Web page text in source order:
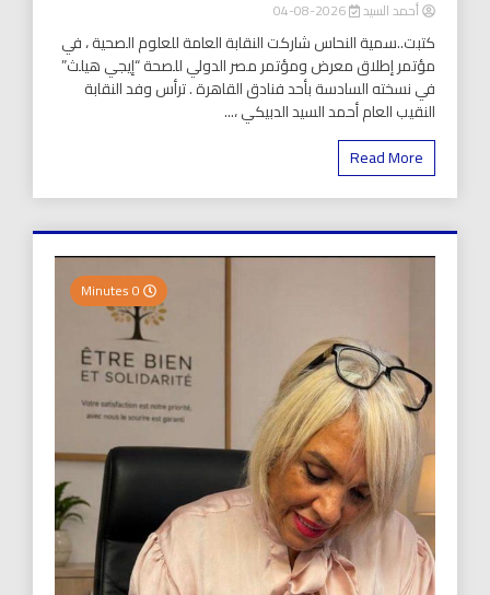
أحمد السيد 2026-08-04
كتبت..سمية النحاس شاركت النقابة العامة للعلوم الصحية ، في
مؤتمر إطلاق معرض ومؤتمر مصر الدولي للصحة “إيجي هيلث”
في نسخته السادسة بأحد فنادق القاهرة . ترأس وفد النقابة
النقيب العام أحمد السيد الدبيكي ،...
Read More